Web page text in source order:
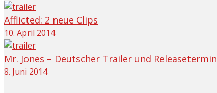
Afflicted: 2 neue Clips
10. April 2014
Mr. Jones – Deutscher Trailer und Releasetermin
8. Juni 2014